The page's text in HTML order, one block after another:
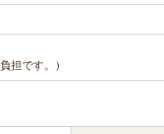
担です。）